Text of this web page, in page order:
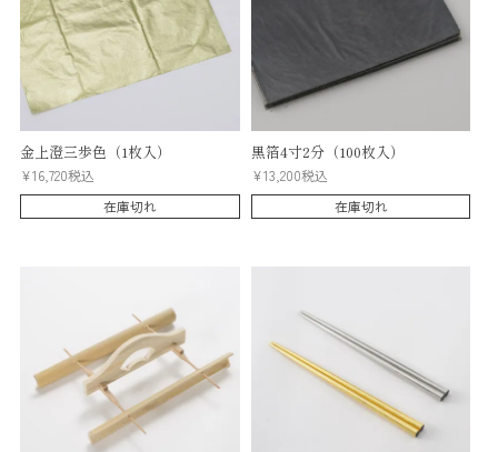
金上澄三歩色（1枚入）
¥16,720税込
在庫切れ
黒箔4寸2分（100枚入）
¥13,200税込
在庫切れ